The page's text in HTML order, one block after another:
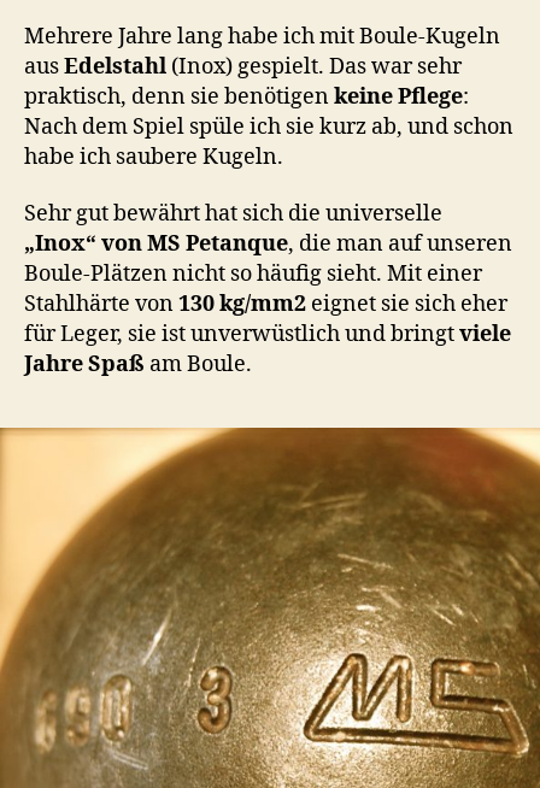
Mehrere Jahre lang habe ich mit Boule-Kugeln
ausEdelstahl (Inox) gespielt. Das war sehr
praktisch, denn sie benötigenkeine Pflege:
Nach dem Spiel spüle ich sie kurz ab, und schon
habe ich saubere Kugeln.
Sehr gut bewährt hat sich die universelle
„Inox“ von MS Petanque, die man auf unseren
Boule-Plätzen nicht so häufig sieht. Mit einer
Stahlhärte von130 kg/mm2 eignet sie sich eher
für Leger, sie ist unverwüstlich und bringtviele
Jahre Spaß am Boule.